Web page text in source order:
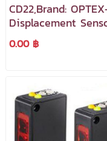
CD22,Brand:
Displacement
เซ็นเซอร์ตรวจจับระยะท
และขนาดชิ้นงาน
0.00 ฿